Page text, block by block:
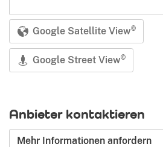
Google Satellite View©
Google Street View©
Anbieter kontaktieren
Art der Anfrage
Mehr Informationen anfordern